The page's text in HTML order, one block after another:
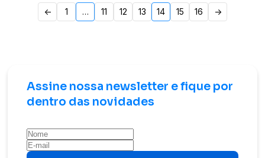
Paginação
<- 1 … 11 12 13 14 15 16 ->
Assine nossa newsletter e fique por
dentro das novidades